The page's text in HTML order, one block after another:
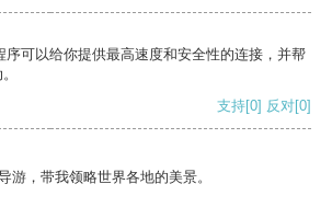
序可以给你提供最高速度和安全性的连接，并帮
支持[0] 反对[0]
游，带我领略世界各地的美景。